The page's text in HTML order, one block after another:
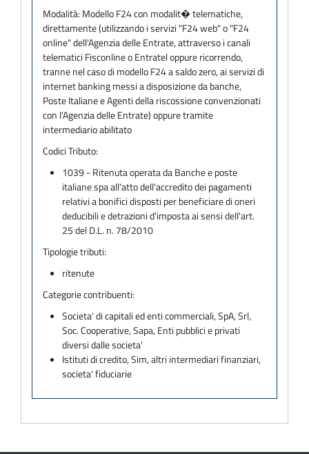
Modalità: Modello F24 con modalit� telematiche,
direttamente (utilizzando i servizi "F24 web" o "F24
online" dell'Agenzia delle Entrate, attraverso i canali
telematici Fisconline o Entratel oppure ricorrendo,
tranne nel caso di modello F24 a saldo zero, ai servizi di
internet banking messi a disposizione da banche,
Poste Italiane e Agenti della riscossione convenzionati
con l'Agenzia delle Entrate) oppure tramite
intermediario abilitato
Codici Tributo:
1039 - Ritenuta operata da Banche e poste
italiane spa all'atto dell'accredito dei pagamenti
relativi a bonifici disposti per beneficiare di oneri
deducibili e detrazioni d'imposta ai sensi dell'art.
25 del D.L. n. 78/2010
Tipologie tributi:
ritenute
Categorie contribuenti:
Societa' di capitali ed enti commerciali, SpA, Srl,
Soc. Cooperative, Sapa, Enti pubblici e privati
diversi dalle societa'
Istituti di credito, Sim, altri intermediari finanziari,
societa' fiduciarie